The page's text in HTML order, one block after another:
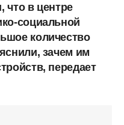
что в центре
социальной
количество
зачем им
передает